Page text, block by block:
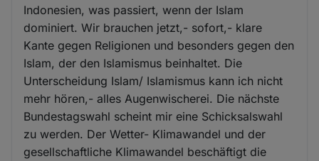
Indonesien, was passiert, wenn der Islam
dominiert. Wir brauchen jetzt,- sofort,- klare
Kante gegen Religionen und besonders gegen den
Islam, der den Islamismus beinhaltet. Die
Unterscheidung Islam/ Islamismus kann ich nicht
mehr hören,- alles Augenwischerei. Die nächste
Bundestagswahl scheint mir eine Schicksalswahl
zu werden. Der Wetter- Klimawandel und der
gesellschaftliche Klimawandel beschäftigt die